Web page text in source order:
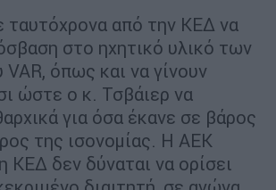
ταυτόχρονα από την ΚΕΔ να
στο ηχητικό υλικό των
όπως και να γίνουν
ώστε ο κ. Τσβάιερ να
για όσα έκανε σε βάρος
της ισονομίας. Η ΑΕΚ
δεν δύναται να ορίσει